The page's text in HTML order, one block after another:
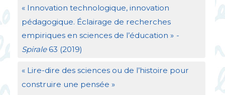
« Innovation technologique, innovation
pédagogique. Éclairage de recherches
empiriques en sciences de l’éducation » -
Spirale63 (2019)
« Lire-dire des sciences ou de l’histoire pour
construire une pensée »